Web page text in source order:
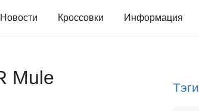
Новости Кроссовки Информация
Mule Тэги